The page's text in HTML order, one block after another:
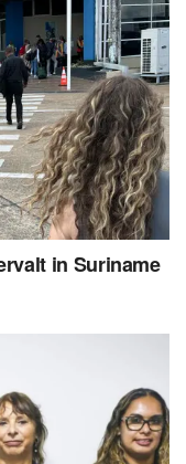
in Suriname